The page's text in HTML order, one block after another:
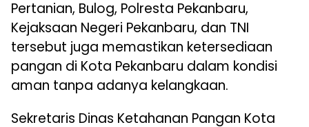
Pertanian, Bulog, Polresta Pekanbaru,
Kejaksaan Negeri Pekanbaru, dan TNI
tersebut juga memastikan ketersediaan
pangan di Kota Pekanbaru dalam kondisi
aman tanpa adanya kelangkaan.
Sekretaris Dinas Ketahanan Pangan Kota